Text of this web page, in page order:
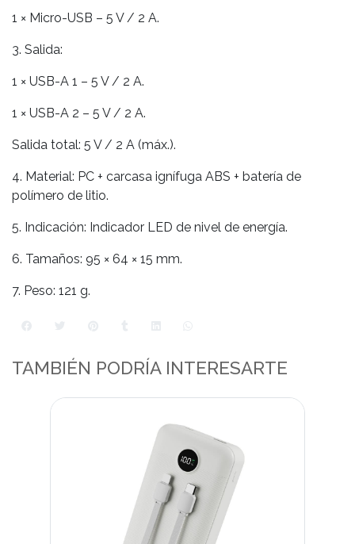
1 × Micro-USB – 5 V / 2 A.
3. Salida:
1 × USB-A 1 – 5 V / 2 A.
1 × USB-A 2 – 5 V / 2 A.
Salida total: 5 V / 2 A (máx.).
4. Material: PC + carcasa ignífuga ABS + batería de
polímero de litio.
5. Indicación: Indicador LED de nivel de energía.
6. Tamaños: 95 × 64 × 15 mm.
7. Peso: 121 g.
TAMBIÉN PODRÍA INTERESARTE